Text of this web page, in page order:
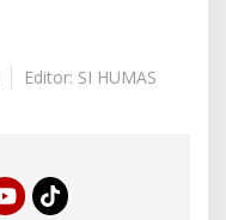
Editor: SI HUMAS